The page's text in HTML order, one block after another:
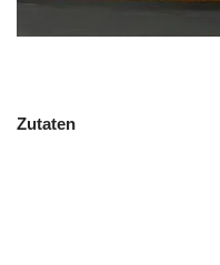
Zutaten